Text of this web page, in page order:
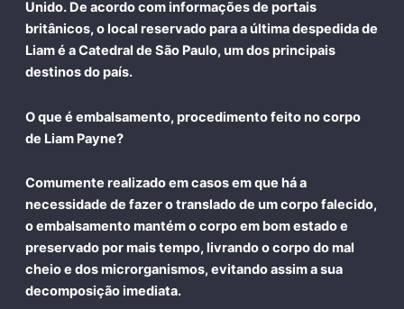
Unido. De acordo com informações de portais
britânicos, o local reservado para a última despedida de
Liam é aCatedral de São Paulo, um dos principais
destinos do país.
O que é embalsamento, procedimento feito no corpo
de Liam Payne?
Comumente realizado em casos em que há a
necessidade de fazer o translado de um corpo falecido,
o embalsamento mantém o corpo em bom estado e
preservado por mais tempo, livrando o corpo do mal
cheio e dos microrganismos, evitando assim a sua
decomposição imediata.